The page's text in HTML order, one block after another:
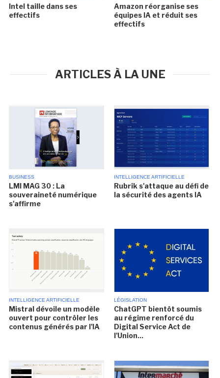
Intel taille dans ses
effectifs
Amazon réorganise ses
équipes IA et réduit ses
effectifs
ARTICLES À LA UNE
BUSINESS
LMI MAG 30 : La
souveraineté numérique
s'affirme
INTELLIGENCE ARTIFICIELLE
Rubrik s'attaque au défi de
la sécurité des agents IA
INTELLIGENCE ARTIFICIELLE
Mistral dévoile un modèle
ouvert pour contrôler les
contenus générés par l'IA
LÉGISLATION
ChatGPT bientôt soumis
au régime renforcé du
Digital Service Act de
l'Union...